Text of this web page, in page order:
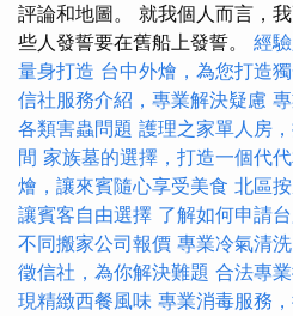
評論和地圖。 就我個人而言，
些人發誓要在舊船上發誓。 經
量身打造 台中外燴，為您打造
信社服務介紹，專業解決疑慮
各類害蟲問題 護理之家單人房
間 家族墓的選擇，打造一個代
燴，讓來賓隨心享受美食 北區
讓賓客自由選擇 了解如何申請
不同搬家公司報價 專業冷氣清
徵信社，為你解決難題 合法專
現精緻西餐風味 專業消毒服務